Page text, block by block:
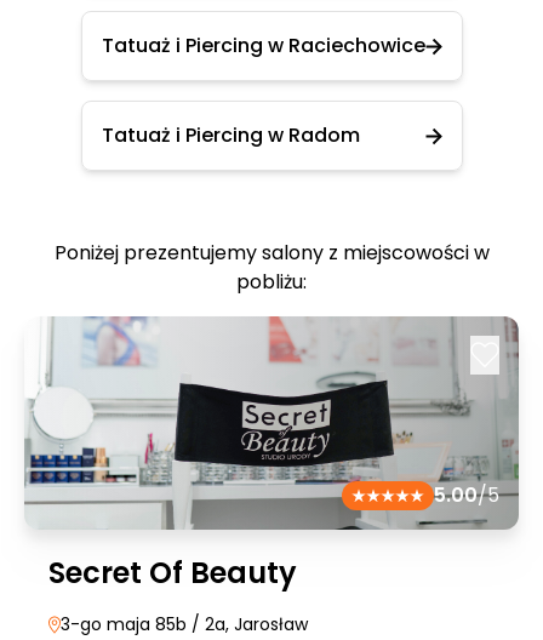
Tatuaż i Piercing w Raciechowice
Tatuaż i Piercing w Radom
Poniżej prezentujemy salony z miejscowości w
pobliżu:
5.00/5
Secret Of Beauty
3-go maja 85b / 2a, Jarosław